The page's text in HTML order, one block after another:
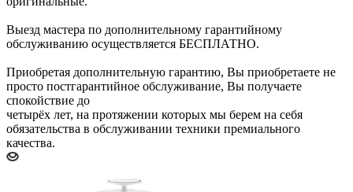
Выезд мастера по дополнительному гарантийному
обслуживанию осуществляется БЕСПЛАТНО.
Приобретая дополнительную гарантию, Вы приобретаете не
просто постгарантийное обслуживание, Вы получаете
спокойствие до
четырёх лет, на протяжении которых мы берем на себя
обязательства в обслуживании техники премиального
качества.